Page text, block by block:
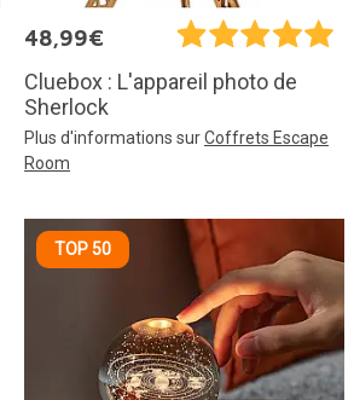
48,99€
Cluebox : L'appareil photo de
Sherlock
Plus d'informations surCoffrets Escape
Room
TOP 50